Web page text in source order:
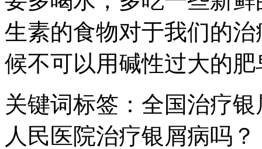
生素的食物对于我们的
候不可以用碱性过大的肥
关键词标签：全国治疗
人民医院治疗银屑病吗？